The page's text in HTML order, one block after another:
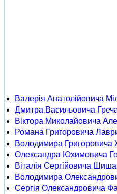
Валерія Анатолійовича
Дмитра Васильовича
Віктора Миколайовича
Романа Григоровича
Володимира Григоровича
Олександра Юхимовича
Віталія Сергійовича
Володимира
Сергія Олександровича